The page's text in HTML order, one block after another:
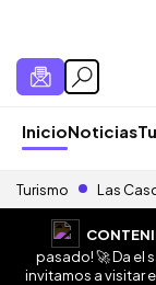
InicioNoticias
Turismo Las
pasado! 🚀 Da el
invitamos a visitar